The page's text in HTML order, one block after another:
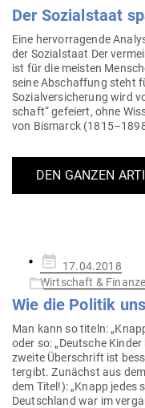
Der Sozi­al­staat
Eine her­vor­ra­gende
der Sozi­al­staat Der
ist für die meisten
seine Abschaffung steht
Sozi­al­ver­si­cherung wird
schaft“ gefeiert, ohne
von Bis­marck
DEN GANZEN
Gepostet
am
17.04.2018
Wirtschaft &
Wie die Politik
Man kann so titeln:
oder so: „Deutsche
zweite Über­schrift ist
tergibt. Zunächst aus
dem Titel!): „Knapp jedes
Deutschland war im